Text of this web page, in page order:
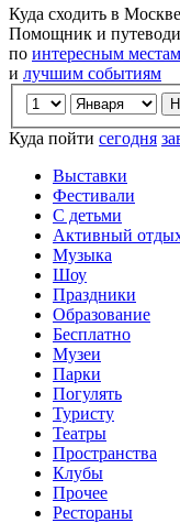
Куда сходить в
Помощник и
по интересным местам
и лучшим событиям
Куда пойти сегодня
Выставки
Фестивали
С детьми
Активный
Музыка
Шоу
Праздники
Образование
Бесплатно
Музеи
Парки
Погулять
Туристу
Театры
Пространства
Клубы
Прочее
Рестораны